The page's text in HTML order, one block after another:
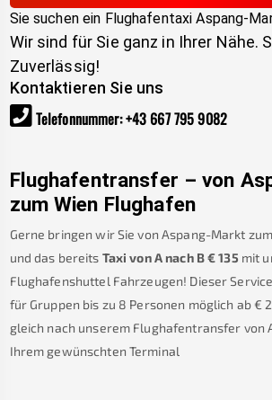
Sie suchen ein Flughafentaxi Aspang-
Wir sind für Sie ganz in Ihrer Nähe.
Zuverlässig!
Kontaktieren Sie uns
Telefonnummer:+43 667 795 9082
Flughafentransfer – von
zum Wien Flughafen
Gerne bringen wir Sie von Aspang-Markt zum
und das bereits Taxi von A nach B€135 mit
Flughafenshuttel Fahrzeugen! Dieser
für Gruppen bis zu 8 Personen möglich ab €
gleich nach unserem Flughafentransfer von
Ihrem gewünschten Terminal